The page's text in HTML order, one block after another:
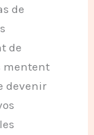
de
de
mentent
devenir